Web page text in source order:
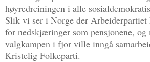
høyredreiningen i alle
Slik vi ser i Norge der Arbeiderpartiet
for nedskjæringer som pensjonene,
valgkampen i fjor ville inngå
Kristelig Folkeparti.